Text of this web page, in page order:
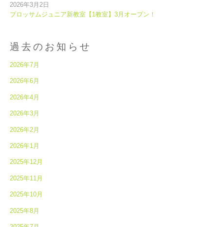
ブロッサムジュニア新教室【1教室】3月オープン！
2026年3月2日
過去のお知らせ
2026年7月
2026年6月
2026年4月
2026年3月
2026年2月
2026年1月
2025年12月
2025年11月
2025年10月
2025年8月